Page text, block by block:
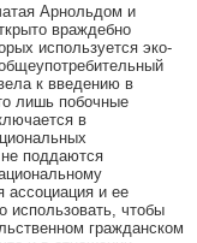
Арнольдом и
враждебно
используется эко-
к введению в
лишь побочные
в
не поддаются
ассоциация и ее
использовать, чтобы
гражданском